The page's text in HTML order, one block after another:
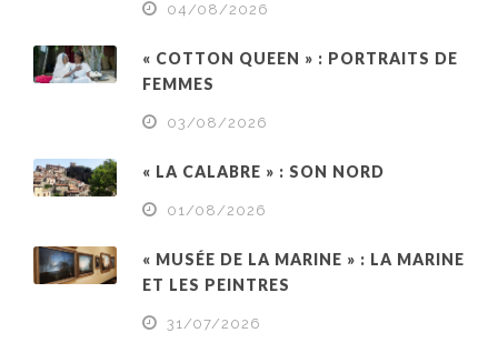
04/08/2026
« COTTON QUEEN » : PORTRAITS DE
FEMMES
03/08/2026
« LA CALABRE » : SON NORD
01/08/2026
« MUSÉE DE LA MARINE » : LA MARINE
ET LES PEINTRES
31/07/2026